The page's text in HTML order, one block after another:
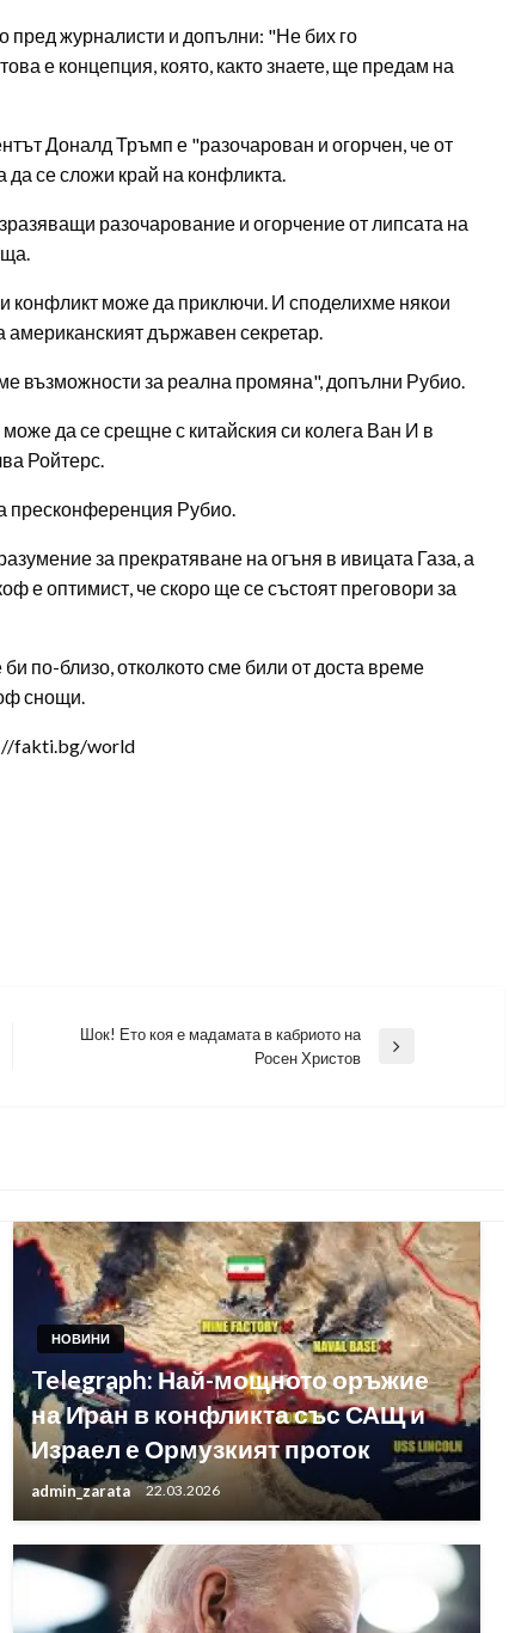
пред журналисти и допълни: "Не бих го
е концепция, която, както знаете, ще предам на
Доналд Тръмп е "разочарован и огорчен, че от
да се сложи край на конфликта.
разочарование и огорчение от липсата на
конфликт може да приключи. И споделихме някои
американският държавен секретар.
възможности за реална промяна", допълни Рубио.
да се срещне с китайския си колега Ван И в
Ройтерс.
пресконференция Рубио.
за прекратяване на огъня в ивицата Газа, а
е оптимист, че скоро ще се състоят преговори за
по-близо, отколкото сме били от доста време
снощи.
fakti.bg/world
Шок! Ето коя е мадамата в кабриото на
Росен Христов
НОВИНИ
Telegraph: Най-мощното оръжие
на Иран в конфликта със САЩ и
Израел е Ормузкият проток
admin_zarata 22.03.2026